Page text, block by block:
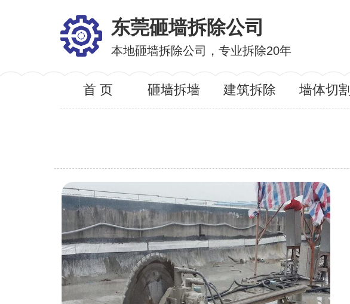
东莞砸墙拆除公司
本地砸墙拆除公司，专业拆除20年
首 页 砸墙拆墙 建筑拆除 墙体切割